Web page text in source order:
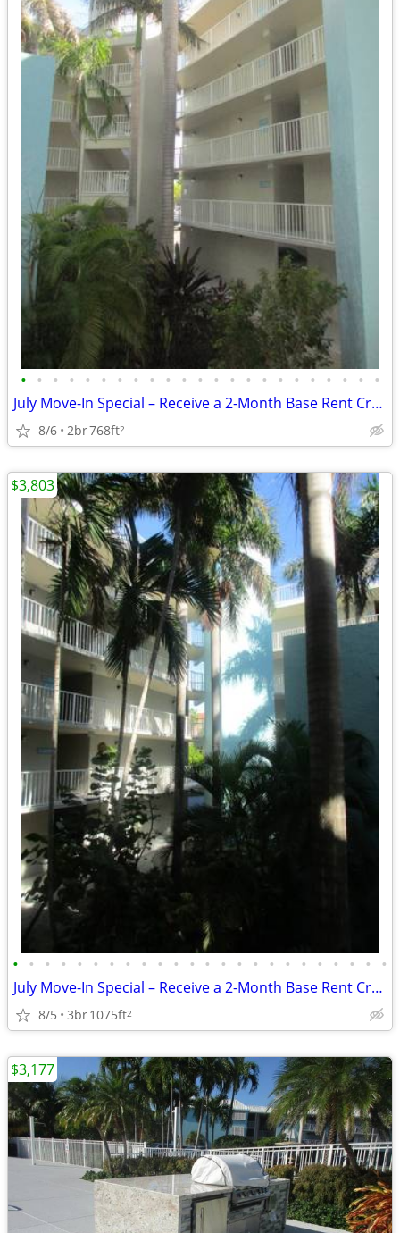
• • • • • • • • • • • • • • • • • • • • • • •
July Move-In Special – Receive a 2-Month Base Rent Credit!
8/6 2br768ft2
• • • • • • • • • • • • • • • • • • • • • • • •
July Move-In Special – Receive a 2-Month Base Rent Credit!
8/5 3br1075ft2
$3,803
$3,177